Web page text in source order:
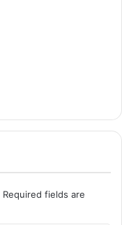
Required fields are